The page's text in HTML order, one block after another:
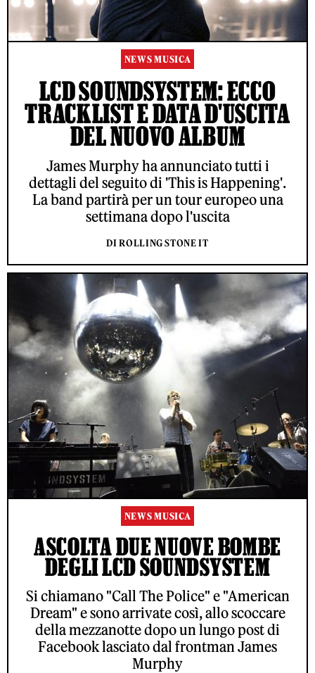
NEWS MUSICA
LCD SOUNDSYSTEM: ECCO
TRACKLIST E DATA D'USCITA
DEL NUOVO ALBUM
James Murphy ha annunciato tutti i
dettagli del seguito di 'This is Happening'.
La band partirà per un tour europeo una
settimana dopo l'uscita
DI ROLLING STONE IT
NEWS MUSICA
ASCOLTA DUE NUOVE BOMBE
DEGLI LCD SOUNDSYSTEM
Si chiamano "Call The Police" e "American
Dream" e sono arrivate così, allo scoccare
della mezzanotte dopo un lungo post di
Facebook lasciato dal frontman James
Murphy